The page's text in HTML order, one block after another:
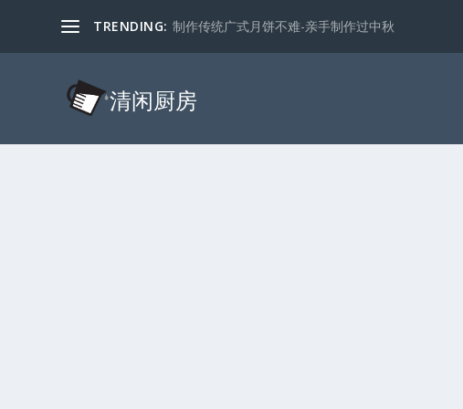
TRENDING: 制作传统广式月饼不难-亲手制作过中秋